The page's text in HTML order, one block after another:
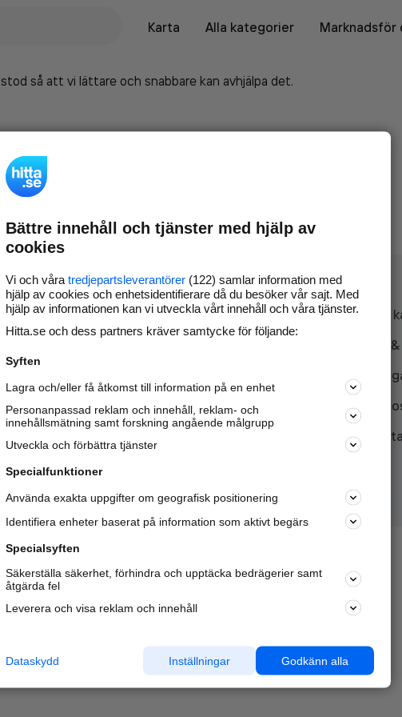
Karta
Alla kategorier
så att vi lättare och snabbare kan avhjälpa det.
Marknadsför företaget på
nya kunder och
samarbetspartners nära dig.
Läs mer här
Alla
API
Om
Bättre innehåll och tjänster med hjälp av
cookies
Vi och våra tredjepartsleverantörer (122) samlar information med
hjälp av cookies och enhetsidentifierare då du besöker vår sajt. Med
hjälp av informationen kan vi utveckla vårt innehåll och våra tjänster.
Hitta.se och dess partners kräver samtycke för följande:
Syften
Lagra och/eller få åtkomst till information på en enhet
Personanpassad reklam och innehåll, reklam- och
innehållsmätning samt forskning angående målgrupp
Utveckla och förbättra tjänster
Specialfunktioner
Använda exakta uppgifter om geografisk positionering
Identifiera enheter baserat på information som aktivt begärs
Specialsyften
Säkerställa säkerhet, förhindra och upptäcka bedrägerier samt
åtgärda fel
Leverera och visa reklam och innehåll
Godkänn alla
Inställningar
Dataskydd